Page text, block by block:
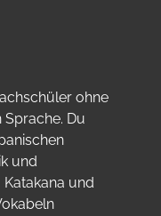
ohne
Du
und
und